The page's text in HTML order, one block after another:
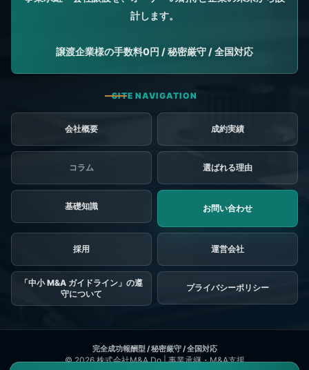
会社概要 成約実績
コラム 選ばれる理由
基礎知識 お問い合わせ
採用
「中小 M&A ガイドライン」の遵
守について
プライバシーポリシー
© 2026株式会社M&A Do | 事業承継・M&A支援